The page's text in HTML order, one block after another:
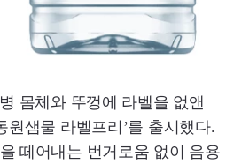
몸체와 뚜껑에 라벨을 없앤
원샘물 라벨프리’를 출시했다.
떼어내는 번거로움 없이 음용